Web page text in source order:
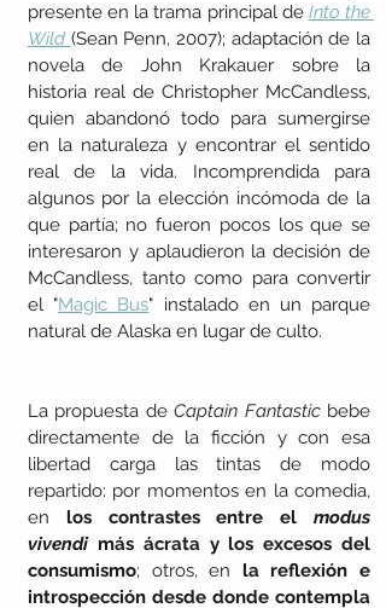
presente en la trama principal de Into the
Wild (Sean Penn, 2007); adaptación de la
novela de John Krakauer sobre la
historia real de Christopher McCandless,
quien abandonó todo para sumergirse
en la naturaleza y encontrar el sentido
real de la vida. Incomprendida para
algunos por la elección incómoda de la
que partía; no fueron pocos los que se
interesaron y aplaudieron la decisión de
McCandless, tanto como para convertir
el "Magic Bus" instalado en un parque
natural de Alaska en lugar de culto.
La propuesta de Captain Fantastic bebe
directamente de la ficción y con esa
libertad carga las tintas de modo
repartido: por momentos en la comedia,
en los contrastes entre el modus
vivendi más ácrata y los excesos del
consumismo; otros, en la reflexión e
introspección desde donde contempla